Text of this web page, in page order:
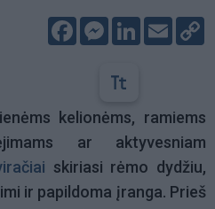
FacebookMessenger
LinkedIn
Email
kelionėms, ramiems
ar aktyvesniam
skiriasi rėmo dydžiu,
ir papildoma įranga. Prieš